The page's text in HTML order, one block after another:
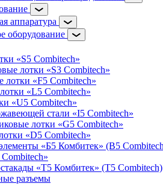
аппаратура
оборудование
«S5 Combitech»
лотки «S3 Combitech»
лотки «F5 Combitech»
«L5 Combitech»
«U5 Combitech»
стали «I5 Combitech»
лотки «G5 Combitech»
«D5 Combitech»
«Б5 Комбитек» (B5
«Т5 Комбитек» (T5 Combitech)
разъемы